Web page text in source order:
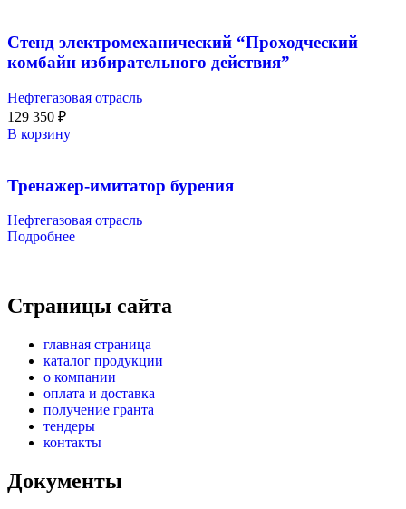
Стенд электромеханический “Проходческий
комбайн избирательного действия”
Нефтегазовая отрасль
129 350 ₽
В корзину
Тренажер-имитатор бурения
Нефтегазовая отрасль
Подробнее
Страницы сайта
главная страница
каталог продукции
о компании
оплата и доставка
получение гранта
тендеры
контакты
Документы